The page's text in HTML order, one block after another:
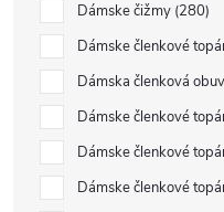
Dámske čižmy 280
Dámske členkové
Dámska členková obuv
Dámske členkové
Dámske členkové
Dámske členkové